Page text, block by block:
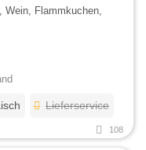
Wein, Flammkuchen,
Lieferservice
108